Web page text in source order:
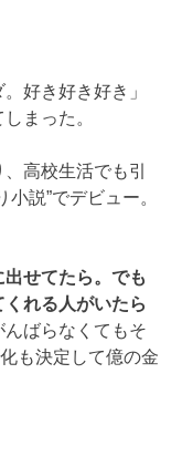
好き好き好き」
まった。
高校生活でも引
説”でデビュー。
出せてたら。でも
れる人がいたら
ばらなくてもそ
も決定して億の金